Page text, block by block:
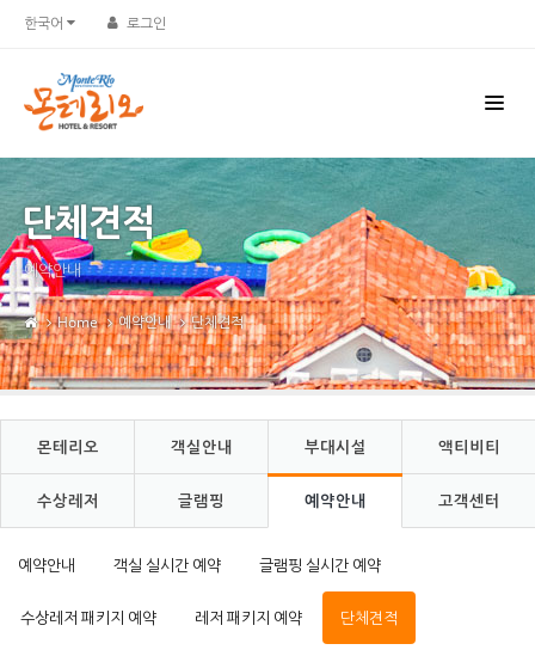
한국어 로그인
단체견적
예약안내
Home 예약안내 단체견적
몬테리오 객실안내 부대시설 액티비티
수상레저 글램핑 예약안내 고객센터
예약안내 객실 실시간 예약 글램핑 실시간 예약
수상레저 패키지 예약 레저 패키지 예약 단체견적
Sketchbook5, 스케치북5